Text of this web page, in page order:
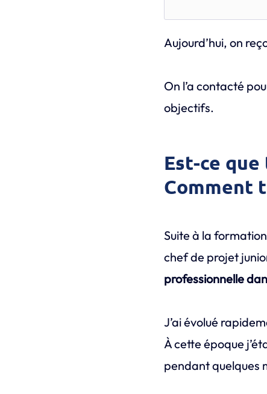
Aujourd’hui, on
On l’a contacté
objectifs.
Est-ce
Comment
Suite à la
chef de projet
professionnelle
J’ai évolué
À cette époque
pendant quelques